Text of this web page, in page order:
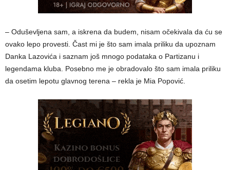
– Oduševljena sam, a iskrena da budem, nisam očekivala da ću se
ovako lepo provesti. Čast mi je što sam imala priliku da upoznam
Danka Lazovića i saznam još mnogo podataka o Partizanu i
legendama kluba. Posebno me je obradovalo što sam imala priliku
da osetim lepotu glavnog terena – rekla je Mia Popović.